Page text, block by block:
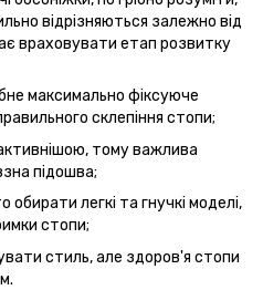
відрізняються залежно від
враховувати етап розвитку
максимально фіксуюче
склепіння стопи;
тому важлива
підошва;
обирати легкі та гнучкі моделі,
стопи;
стиль, але здоров'я стопи